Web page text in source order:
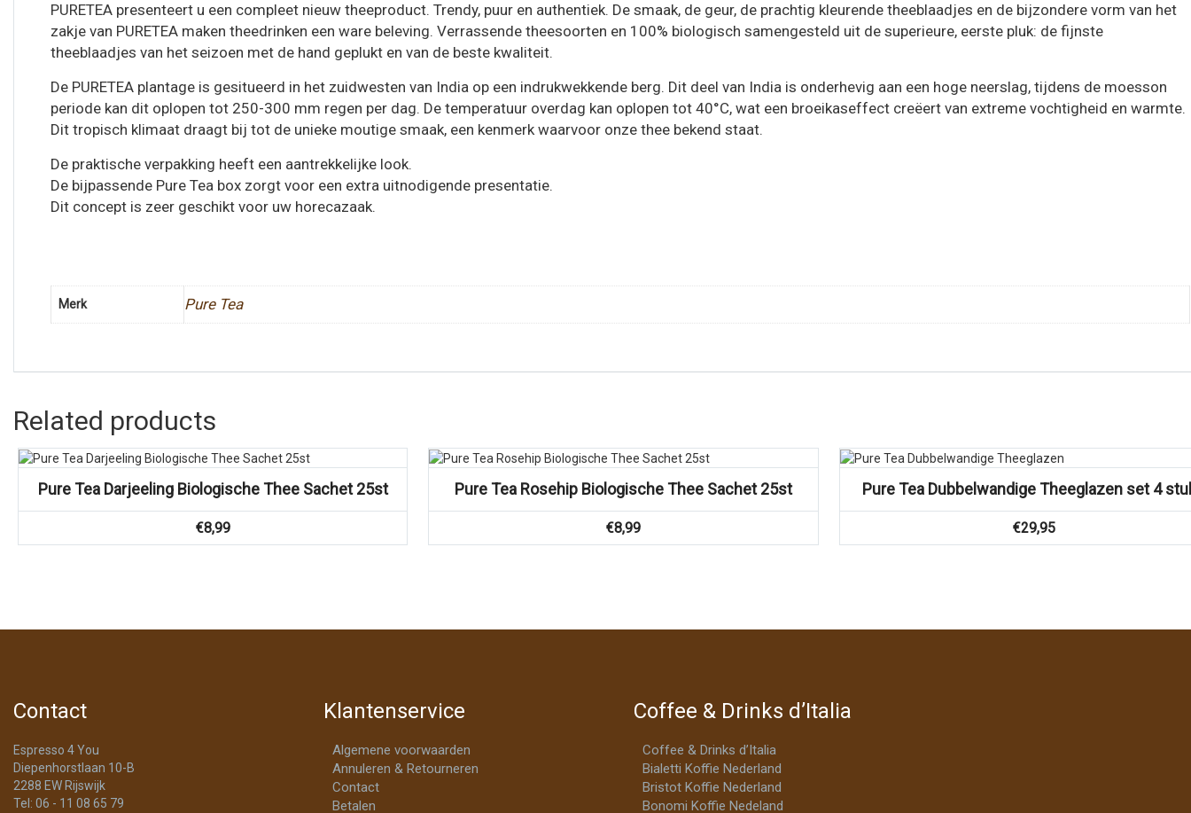
PURETEA presenteert u een compleet nieuw theeproduct. Trendy, puur en authentiek. De smaak, de geur, de prachtig kleurende theeblaadjes en de bijzondere vorm van het
zakje van PURETEA maken theedrinken een ware beleving. Verrassende theesoorten en 100% biologisch samengesteld uit de superieure, eerste pluk: de fijnste
theeblaadjes van het seizoen met de hand geplukt en van de beste kwaliteit.
De PURETEA plantage is gesitueerd in het zuidwesten van India op een indrukwekkende berg. Dit deel van India is onderhevig aan een hoge neerslag, tijdens de moesson
periode kan dit oplopen tot 250-300 mm regen per dag. De temperatuur overdag kan oplopen tot 40°C, wat een broeikaseffect creëert van extreme vochtigheid en warmte.
Dit tropisch klimaat draagt bij tot de unieke moutige smaak, een kenmerk waarvoor onze thee bekend staat.
De praktische verpakking heeft een aantrekkelijke look.
De bijpassende Pure Tea box zorgt voor een extra uitnodigende presentatie.
Dit concept is zeer geschikt voor uw horecazaak.
Merk Pure Tea
Related products
Pure Tea Darjeeling Biologische Thee Sachet 25st
€8,99
Vergelijk
Pure Tea Rosehip Biologische Thee Sachet 25st
€8,99
Vergelijk
Pure Tea Dubbelwandige Theeglazen set 4
€29,95
Contact
Espresso 4 You
Diepenhorstlaan 10-B
2288 EW Rijswijk
Tel: 06 - 11 08 65 79
Klantenservice
Algemene voorwaarden
Annuleren & Retourneren
Contact
Betalen
Coffee & Drinks d’Italia
Coffee & Drinks d’Italia
Bialetti Koffie Nederland
Bristot Koffie Nederland
Bonomi Koffie Nedeland